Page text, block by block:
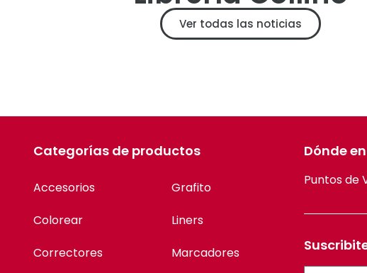
Ver todas las noticias
Categorías de productos
Accesorios
Colorear
Correctores
Grafito
Liners
Marcadores
Dónde
Puntos de